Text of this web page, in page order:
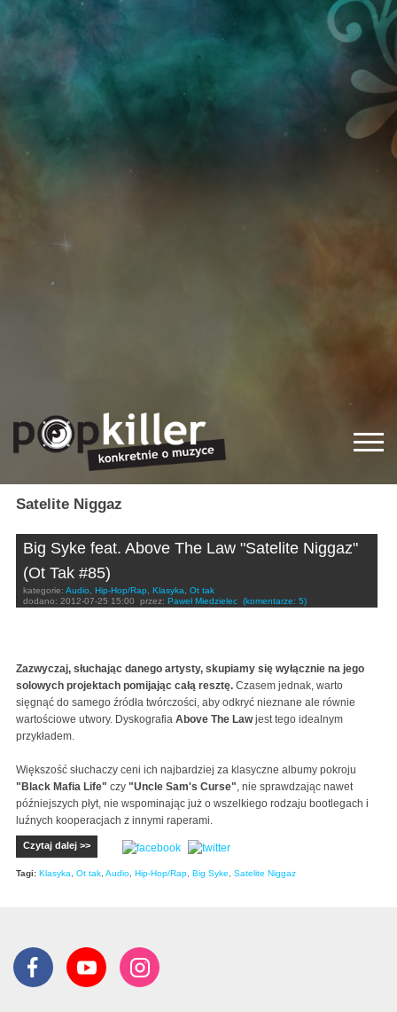
Satelite Niggaz
Big Syke feat. Above The Law "Satelite Niggaz"
(Ot Tak #85)
kategorie: Audio, Hip-Hop/Rap, Klasyka, Ot tak
dodano: 2012-07-25 15:00 przez: Paweł Miedzielec (komentarze: 5)
Zazwyczaj, słuchając danego artysty, skupiamy się wyłącznie na jego
solowych projektach pomijając całą resztę. Czasem jednak, warto
sięgnąć do samego źródła twórczości, aby odkryć nieznane ale równie
wartościowe utwory. Dyskografia Above The Lawjest tego idealnym
przykładem.
Większość słuchaczy ceni ich najbardziej za klasyczne albumy pokroju
"Black Mafia Life" czy "Uncle Sam's Curse", nie sprawdzając nawet
późniejszych płyt, nie wspominając już o wszelkiego rodzaju bootlegach i
luźnych kooperacjach z innymi raperami.
Czytaj dalej >>
Tagi: Klasyka, Ot tak, Audio, Hip-Hop/Rap, Big Syke, Satelite Niggaz